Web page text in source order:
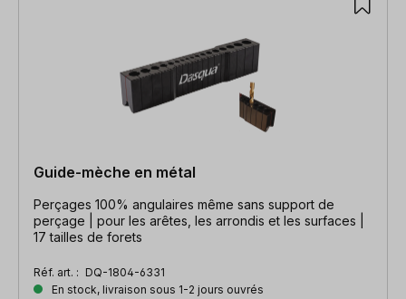
Guide-mèche en métal
Perçages 100% angulaires même sans support de
perçage | pour les arêtes, les arrondis et les surfaces |
17 tailles de forets
Réf. art. : DQ-1804-6331
En stock, livraison sous 1-2 jours ouvrés